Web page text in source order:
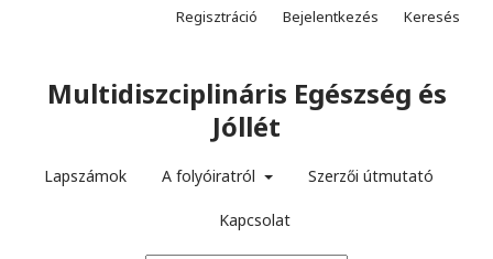
Multidiszciplináris Egészség és
Jóllét
Lapszámok A folyóiratról Szerzői útmutató
Kapcsolat
Regisztráció Bejelentkezés Keresés